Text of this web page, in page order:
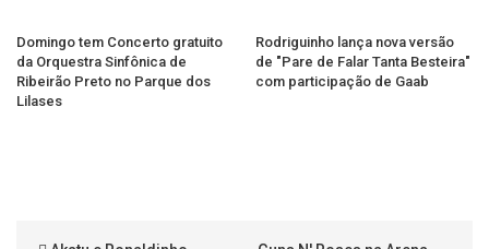
Domingo tem Concerto gratuito
da Orquestra Sinfônica de
Ribeirão Preto no Parque dos
Lilases
Rodriguinho lança nova versão
de "Pare de Falar Tanta Besteira"
com participação de Gaab